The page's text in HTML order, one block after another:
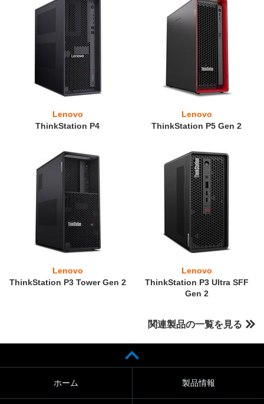
Lenovo
ThinkStation P4
Lenovo
ThinkStation P5 Gen 2
Lenovo
ThinkStation P3 Tower Gen 2
Lenovo
ThinkStation P3 Ultra SFF
Gen 2
関連製品の一覧を見る
ホーム 製品情報